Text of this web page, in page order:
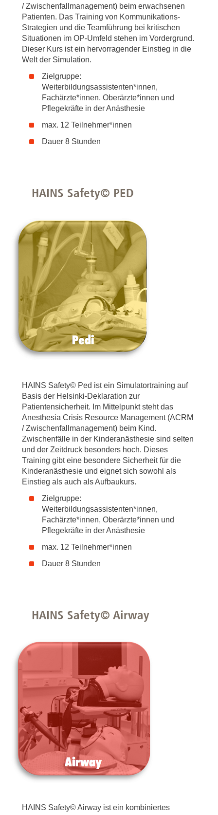
/ Zwischenfallmanagement) beim erwachsenen
Patienten. Das Training von Kommunikations-
Strategien und die Teamführung bei kritischen
Situationen im OP-Umfeld stehen im Vordergrund.
Dieser Kurs ist ein hervorragender Einstieg in die
Welt der Simulation.
Zielgruppe:
Weiterbildungsassistenten*innen,
Fachärzte*innen, Oberärzte*innen und
Pflegekräfte in der Anästhesie
max. 12 Teilnehmer*innen
Dauer 8 Stunden
HAINS Safety© PED
HAINS Safety© Ped ist ein Simulatortraining auf
Basis der Helsinki-Deklaration zur
Patientensicherheit. Im Mittelpunkt steht das
Anesthesia Crisis Resource Management (ACRM
/ Zwischenfallmanagement) beim Kind.
Zwischenfälle in der Kinderanästhesie sind selten
und der Zeitdruck besonders hoch. Dieses
Training gibt eine besondere Sicherheit für die
Kinderanästhesie und eignet sich sowohl als
Einstieg als auch als Aufbaukurs.
Zielgruppe:
Weiterbildungsassistenten*innen,
Fachärzte*innen, Oberärzte*innen und
Pflegekräfte in der Anästhesie
max. 12 Teilnehmer*innen
Dauer 8 Stunden
HAINS Safety© Airway
HAINS Safety© Airway ist ein kombiniertes